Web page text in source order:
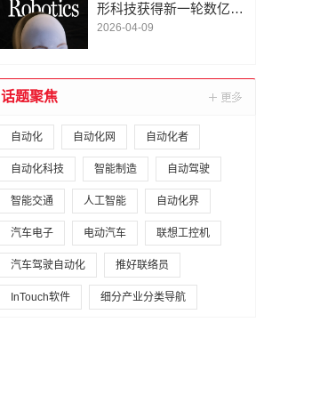
形科技获得新一轮数亿元
A1轮融资｜人脸机器人首
2026-04-09
话题聚焦
自动化 自动化网 自动化者
自动化科技 智能制造 自动驾驶
智能交通 人工智能 自动化界
汽车电子 电动汽车 联想工控机
汽车驾驶自动化 推好联络员
InTouch软件 细分产业分类导航